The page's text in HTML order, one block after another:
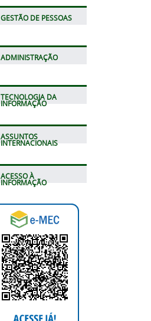
GESTÃO DE PESSOAS
ADMINISTRAÇÃO
TECNOLOGIA DA
INFORMAÇÃO
ASSUNTOS
INTERNACIONAIS
ACESSO À
INFORMAÇÃO